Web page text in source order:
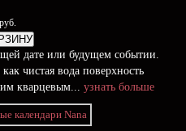
руб.
дате или будущем событии.
чистая вода поверхность
кварцевым... узнать больше